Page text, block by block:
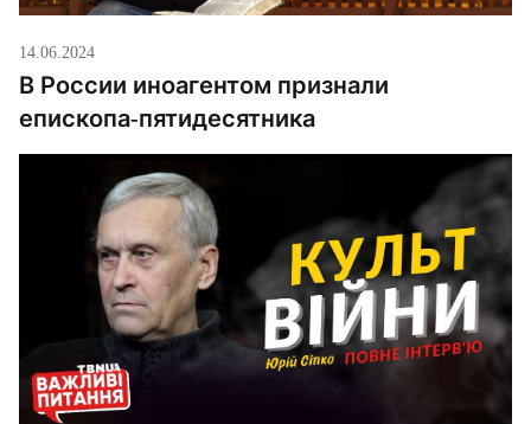
14.06.2024
В России иноагентом признали
епископа-пятидесятника